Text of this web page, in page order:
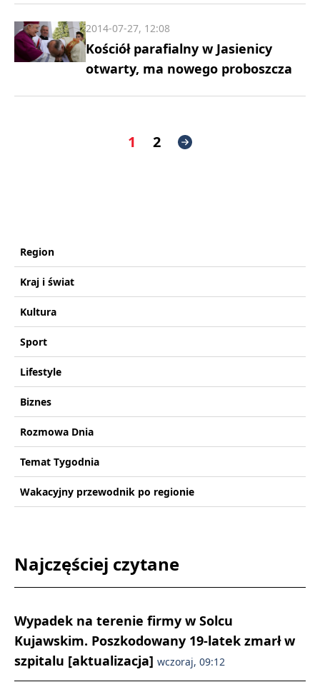
Kościół parafialny w Jasienicy
otwarty, ma nowego proboszcza
2014-07-27, 12:08
1 2
Region
Kraj i świat
Kultura
Sport
Lifestyle
Biznes
Rozmowa Dnia
Temat Tygodnia
Wakacyjny przewodnik po regionie
Najczęściej czytane
Wypadek na terenie firmy w Solcu
Kujawskim. Poszkodowany 19-latek zmarł w
szpitalu [aktualizacja] wczoraj, 09:12